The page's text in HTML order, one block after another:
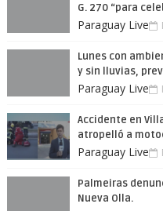
G. 270 “para
Paraguay Live
Lunes con
y sin lluvias,
Paraguay Live
Accidente en
atropelló a
Paraguay Live
Palmeiras
Nueva Olla.